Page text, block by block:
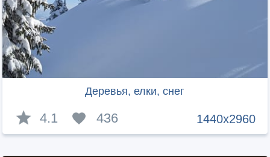
Деревья, елки, снег
1440x2960
4.1 436